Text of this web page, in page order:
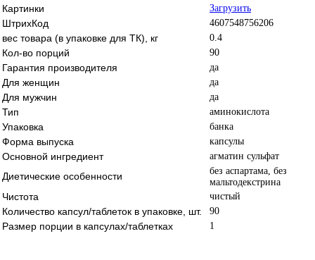
Картинки Загрузить
ШтрихКод 4607548756206
вес товара (в упаковке для ТК), кг 0.4
Кол-во порций 90
Гарантия производителя да
Для женщин да
Для мужчин да
Тип аминокислота
Упаковка банка
Форма выпуска капсулы
Основной ингредиент агматин сульфат
Диетические особенности
без аспартама, без
мальтодекстрина
Чистота чистый
Количество капсул/таблеток в упаковке, шт. 90
Размер порции в капсулах/таблетках 1